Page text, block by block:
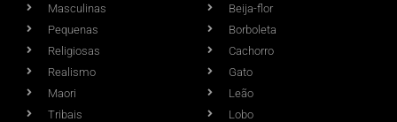
Masculinas
Pequenas
Religiosas
Realismo
Maori
Tribais
Beija-flor
Borboleta
Cachorro
Gato
Leão
Lobo